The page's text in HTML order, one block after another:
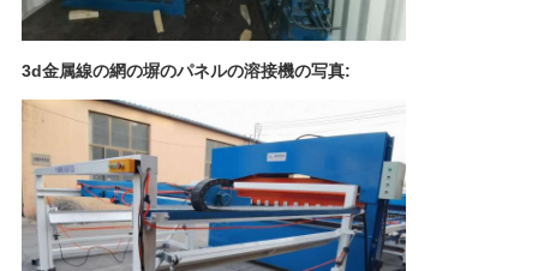
3d金属線の網の塀のパネルの溶接機の写真: